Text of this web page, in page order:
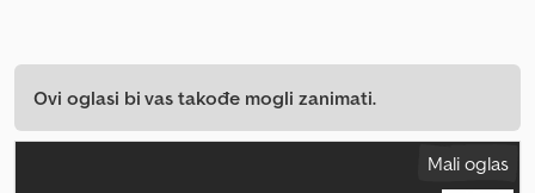
Ovi oglasi bi vas takođe mogli zanimati.
Mali oglas